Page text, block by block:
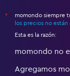
*
momondo siempre
los precios no
Esta es la razón:
momondo no
Agregamos